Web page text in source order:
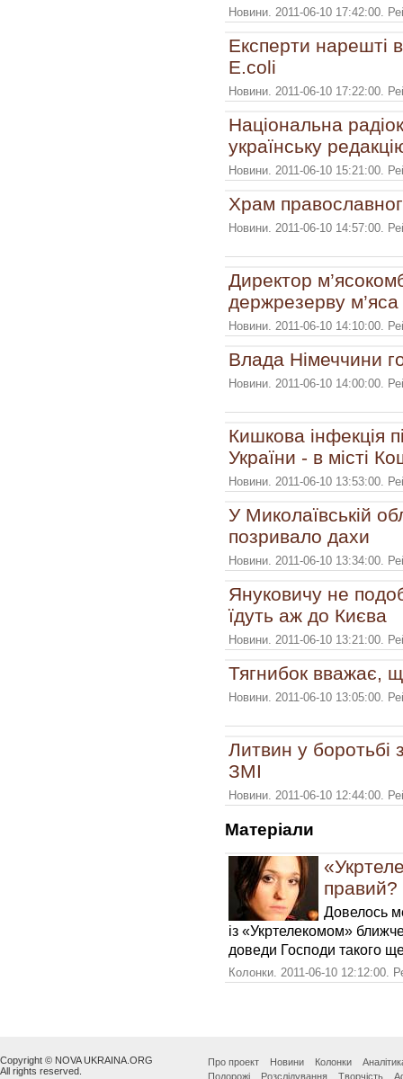
Новини. 2011-06-10 17:42:00.
Експерти нарешті
E.coli
Новини. 2011-06-10 17:22:00.
Національна
українську
Новини. 2011-06-10 15:21:00.
Храм
Новини. 2011-06-10 14:57:00.
Директор
держрезерву
Новини. 2011-06-10 14:10:00.
Влада Німеччини
Новини. 2011-06-10 14:00:00.
Кишкова інфекція
України - в місті
Новини. 2011-06-10 13:53:00.
У Миколаївській
позривало дахи
Новини. 2011-06-10 13:34:00.
Януковичу не
їдуть аж до Києва
Новини. 2011-06-10 13:21:00.
Тягнибок вважає,
Новини. 2011-06-10 13:05:00.
Литвин у боротьбі
ЗМІ
Новини. 2011-06-10 12:44:00.
Матерiали
правий?
Довелось
із «Укртелекомом»
доведи Господи такого
Колонки. 2011-06-10 12:12:00.
Copyright © NOVA UKRAINA.ORG
All rights reserved.
Про проект Новини Колонки
Подорожі
Розслідування Творчість